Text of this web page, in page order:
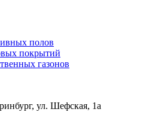
полов
покрытий
газонов
ул. Шефская, 1а